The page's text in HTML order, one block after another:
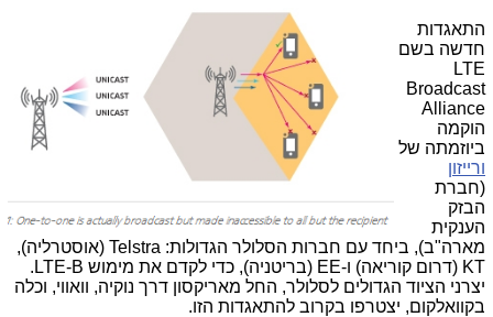
התאגדות
חדשה בשם
LTE
Broadcast
Alliance
הוקמה
ביוזמתה של
ורייזון
(חברת
הבזק
הענקית
מארה"ב), ביחד עם חברות הסלולר הגדולות: Telstra (אוסטרליה),
KT (דרום קוריאה) ו-EE (בריטניה), כדי לקדם את מימוש LTE-B.
יצרני הציוד הגדולים לסלולר, החל מאריקסון דרך נוקיה, וואווי, וכלה
בקוואלקום, יצטרפו בקרוב להתאגדות הזו.